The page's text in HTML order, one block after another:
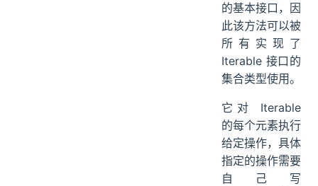
的基本接口，因
此该方法可以被
所有实现了
Iterable 接口的
集合类型使用。
它对 Iterable
的每个元素执行
给定操作，具体
指定的操作需要
自己写